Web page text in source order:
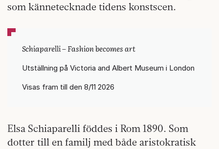
som kännetecknade tidens konstscen.
Schiaparelli – Fashion becomes art
Utställning på Victoria and Albert Museum i London
Visas fram till den 8/11 2026
Elsa Schiaparelli föddes i Rom 1890. Som
dotter till en familj med både aristokratisk